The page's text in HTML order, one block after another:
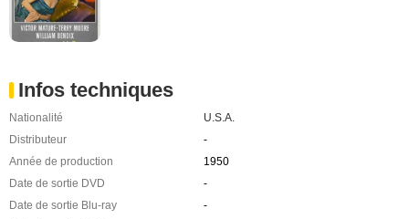
Infos techniques
Nationalité
U.S.A.
Distributeur
-
Année de production
1950
Date de sortie DVD
-
Date de sortie Blu-ray
-